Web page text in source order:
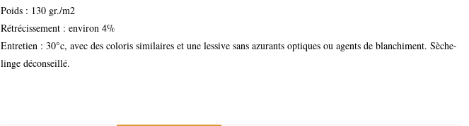
Poids : 130 gr./m2
Rétrécissement : environ 4%
Entretien : 30°c, avec des coloris similaires et une lessive sans azurants optiques ou agents de blanchiment. Sèche-
linge déconseillé.